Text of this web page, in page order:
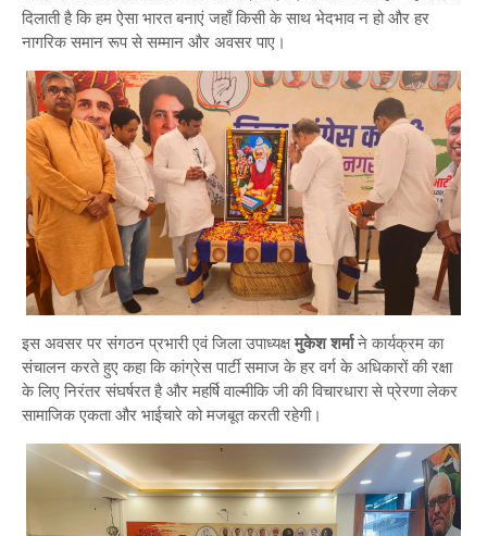
दिलाती है कि हम ऐसा भारत बनाएं जहाँ किसी के साथ भेदभाव न हो और हर
नागरिक समान रूप से सम्मान और अवसर पाए।
इस अवसर पर संगठन प्रभारी एवं जिला उपाध्यक्षमुकेश शर्माने कार्यक्रम का
संचालन करते हुए कहा कि कांग्रेस पार्टी समाज के हर वर्ग के अधिकारों की रक्षा
के लिए निरंतर संघर्षरत है और महर्षि वाल्मीकि जी की विचारधारा से प्रेरणा लेकर
सामाजिक एकता और भाईचारे को मजबूत करती रहेगी।